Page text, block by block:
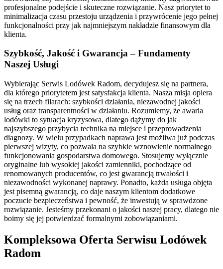
profesjonalne podejście i skuteczne rozwiązanie. Nasz priorytet to
minimalizacja czasu przestoju urządzenia i przywrócenie jego pełnej
funkcjonalności przy jak najmniejszym nakładzie finansowym dla
klienta.
Szybkość, Jakość i Gwarancja – Fundamenty
Naszej Usługi
Wybierając Serwis Lodówek Radom, decydujesz się na partnera,
dla którego priorytetem jest satysfakcja klienta. Nasza misja opiera
się na trzech filarach: szybkości działania, niezawodnej jakości
usług oraz transparentności w działaniu. Rozumiemy, że awaria
lodówki to sytuacja kryzysowa, dlatego dążymy do jak
najszybszego przybycia technika na miejsce i przeprowadzenia
diagnozy. W wielu przypadkach naprawa jest możliwa już podczas
pierwszej wizyty, co pozwala na szybkie wznowienie normalnego
funkcjonowania gospodarstwa domowego. Stosujemy wyłącznie
oryginalne lub wysokiej jakości zamienniki, pochodzące od
renomowanych producentów, co jest gwarancją trwałości i
niezawodności wykonanej naprawy. Ponadto, każda usługa objęta
jest pisemną gwarancją, co daje naszym klientom dodatkowe
poczucie bezpieczeństwa i pewność, że inwestują w sprawdzone
rozwiązanie. Jesteśmy przekonani o jakości naszej pracy, dlatego nie
boimy się jej potwierdzać formalnymi zobowiązaniami.
Kompleksowa Oferta Serwisu Lodówek
Radom